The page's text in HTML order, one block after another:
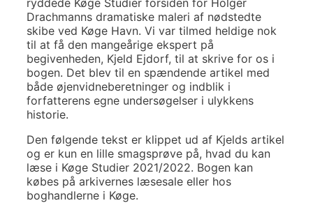
Drachmanns dramatiske maleri af nødstedte
skibe ved Køge Havn. Vi var tilmed heldige nok
til at få den mangeårige ekspert på
begivenheden, Kjeld Ejdorf, til at skrive for os i
bogen. Det blev til en spændende artikel med
både øjenvidneberetninger og indblik i
forfatterens egne undersøgelser i ulykkens
historie.
Den følgende tekst er klippet ud af Kjelds artikel
og er kun en lille smagsprøve på, hvad du kan
læse i Køge Studier 2021/2022. Bogen kan
købes på arkivernes læsesale eller hos
boghandlerne i Køge.